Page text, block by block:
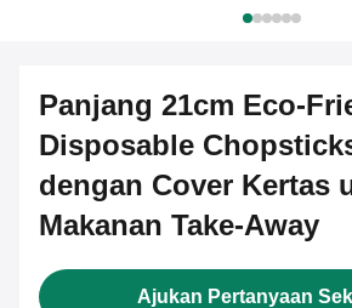
Panjang 21cm Eco-
Disposable
dengan Cover Kertas
Makanan Take-Away
Ajukan Pertanyaan